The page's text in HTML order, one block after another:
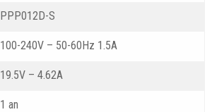
PPP012D-S
100-240V – 50-60Hz 1.5A
19.5V – 4.62A
1 an